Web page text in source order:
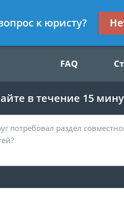
FAQ
в течение 15
к юристу?